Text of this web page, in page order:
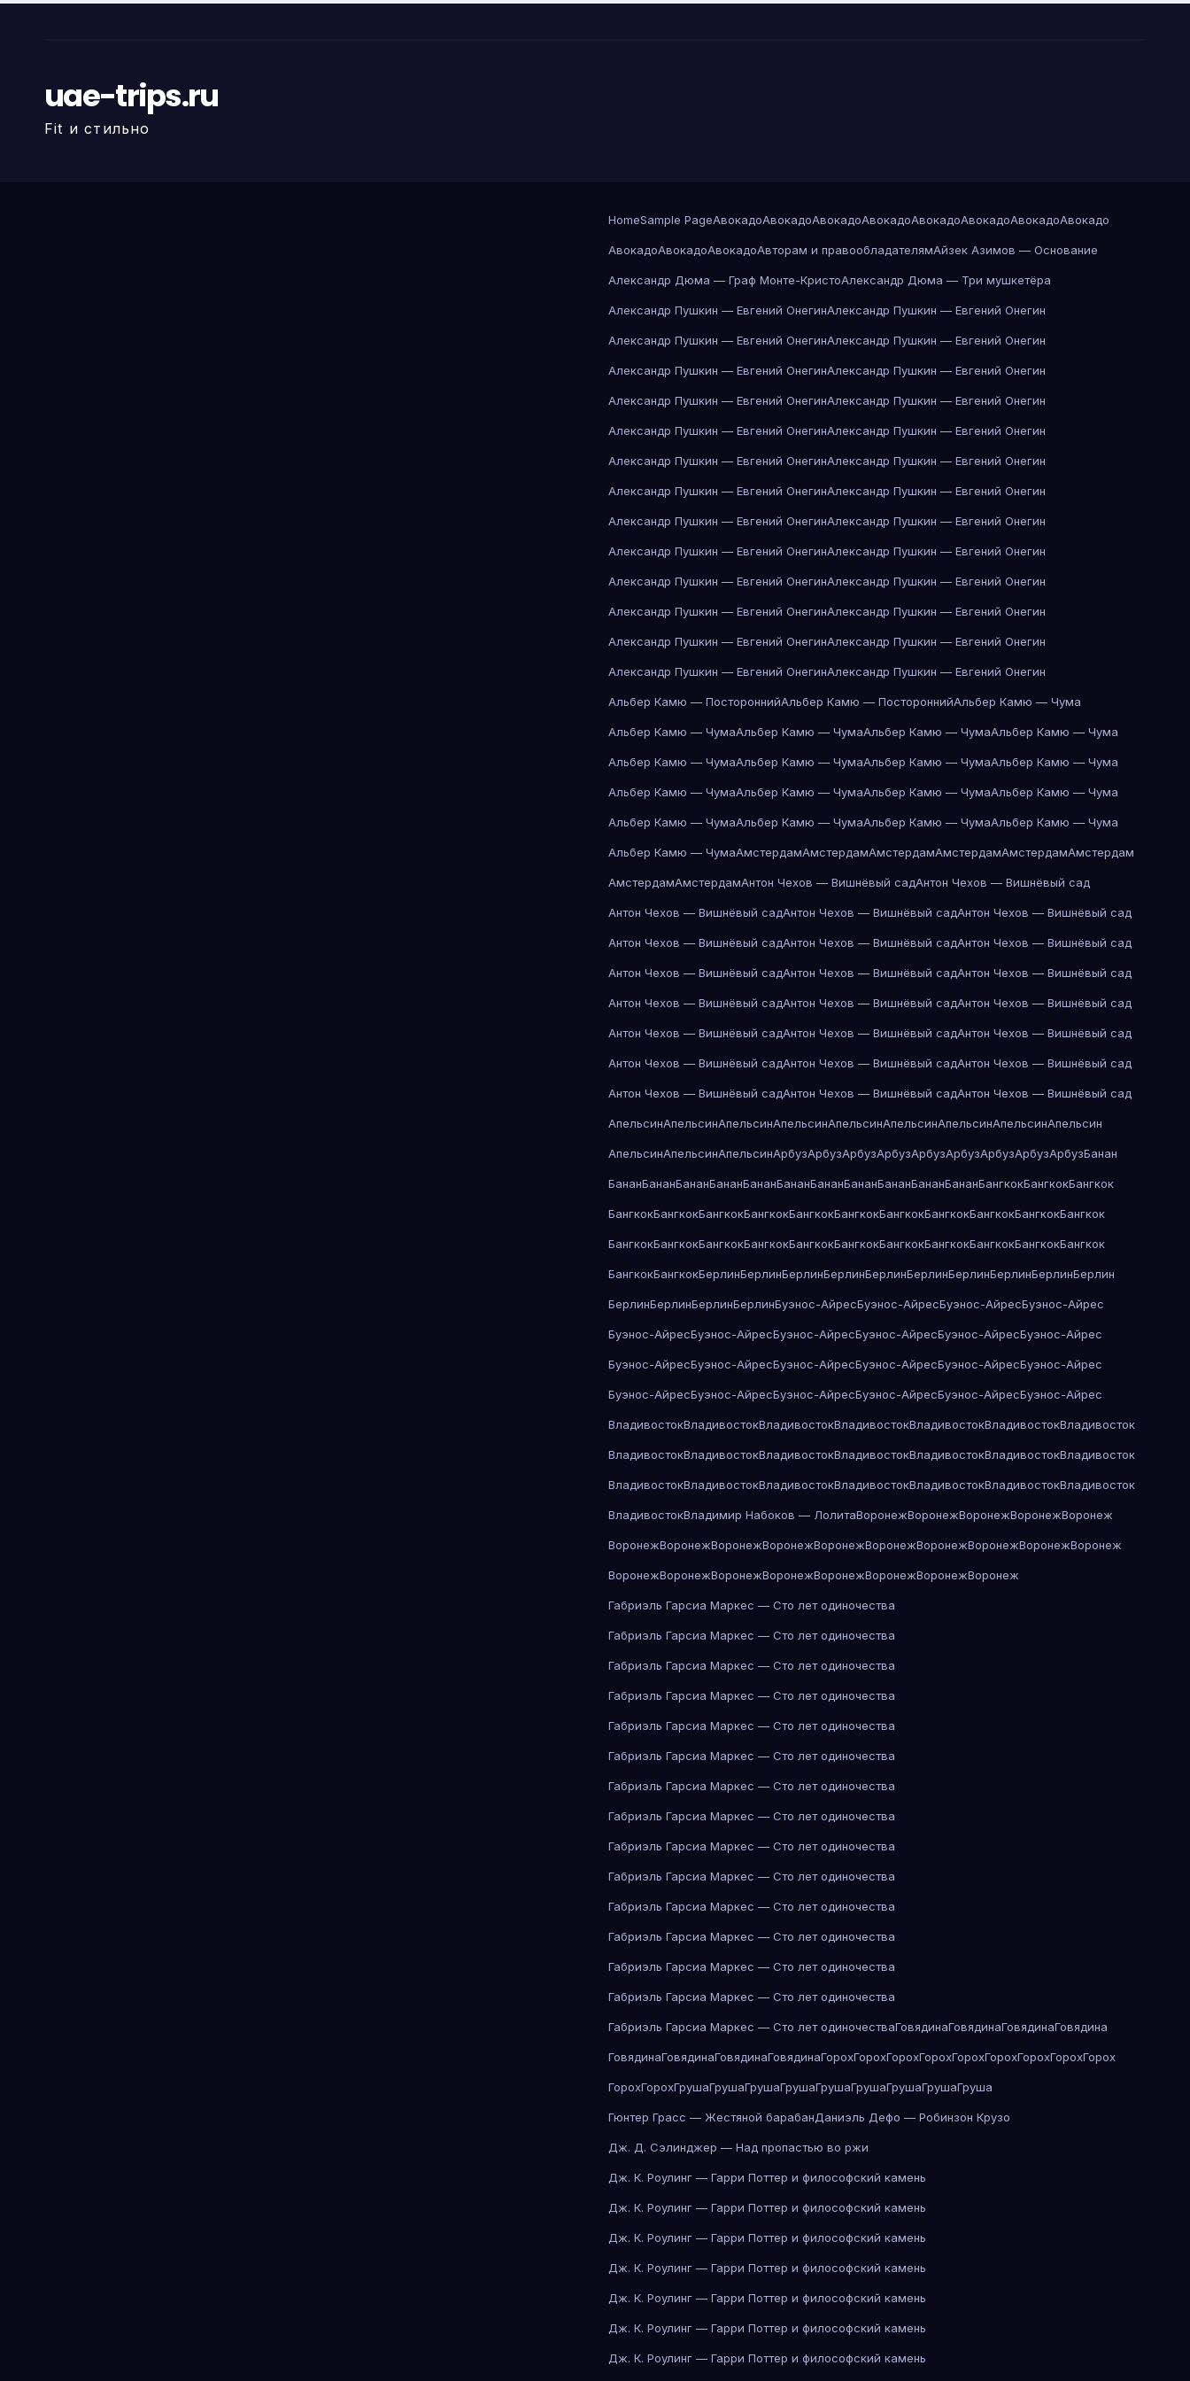
uae-trips.ru
Fit и стильно
HomeSample PageАвокадоАвокадоАвокадоАвокадоАвокадоАвокадоАвокадоАвокадо
АвокадоАвокадоАвокадоАвторам и правообладателямАйзек Азимов — Основание
Александр Дюма — Граф Монте-КристоАлександр Дюма — Три мушкетёра
Александр Пушкин — Евгений ОнегинАлександр Пушкин — Евгений Онегин
Александр Пушкин — Евгений ОнегинАлександр Пушкин — Евгений Онегин
Александр Пушкин — Евгений ОнегинАлександр Пушкин — Евгений Онегин
Александр Пушкин — Евгений ОнегинАлександр Пушкин — Евгений Онегин
Александр Пушкин — Евгений ОнегинАлександр Пушкин — Евгений Онегин
Александр Пушкин — Евгений ОнегинАлександр Пушкин — Евгений Онегин
Александр Пушкин — Евгений ОнегинАлександр Пушкин — Евгений Онегин
Александр Пушкин — Евгений ОнегинАлександр Пушкин — Евгений Онегин
Александр Пушкин — Евгений ОнегинАлександр Пушкин — Евгений Онегин
Александр Пушкин — Евгений ОнегинАлександр Пушкин — Евгений Онегин
Александр Пушкин — Евгений ОнегинАлександр Пушкин — Евгений Онегин
Александр Пушкин — Евгений ОнегинАлександр Пушкин — Евгений Онегин
Александр Пушкин — Евгений ОнегинАлександр Пушкин — Евгений Онегин
Альбер Камю — ПостороннийАльбер Камю — ПостороннийАльбер Камю — Чума
Альбер Камю — ЧумаАльбер Камю — ЧумаАльбер Камю — ЧумаАльбер Камю — Чума
Альбер Камю — ЧумаАльбер Камю — ЧумаАльбер Камю — ЧумаАльбер Камю — Чума
Альбер Камю — ЧумаАльбер Камю — ЧумаАльбер Камю — ЧумаАльбер Камю — Чума
Альбер Камю — ЧумаАльбер Камю — ЧумаАльбер Камю — ЧумаАльбер Камю — Чума
Альбер Камю — ЧумаАмстердамАмстердамАмстердамАмстердамАмстердамАмстердам
АмстердамАмстердамАнтон Чехов — Вишнёвый садАнтон Чехов — Вишнёвый сад
Антон Чехов — Вишнёвый садАнтон Чехов — Вишнёвый садАнтон Чехов — Вишнёвый сад
Антон Чехов — Вишнёвый садАнтон Чехов — Вишнёвый садАнтон Чехов — Вишнёвый сад
Антон Чехов — Вишнёвый садАнтон Чехов — Вишнёвый садАнтон Чехов — Вишнёвый сад
Антон Чехов — Вишнёвый садАнтон Чехов — Вишнёвый садАнтон Чехов — Вишнёвый сад
Антон Чехов — Вишнёвый садАнтон Чехов — Вишнёвый садАнтон Чехов — Вишнёвый сад
Антон Чехов — Вишнёвый садАнтон Чехов — Вишнёвый садАнтон Чехов — Вишнёвый сад
Антон Чехов — Вишнёвый садАнтон Чехов — Вишнёвый садАнтон Чехов — Вишнёвый сад
АпельсинАпельсинАпельсинАпельсинАпельсинАпельсинАпельсинАпельсинАпельсин
АпельсинАпельсинАпельсинАрбузАрбузАрбузАрбузАрбузАрбузАрбузАрбузАрбузБанан
БананБананБананБананБананБананБананБананБананБананБананБангкокБангкокБангкок
БангкокБангкокБангкокБангкокБангкокБангкокБангкокБангкокБангкокБангкокБангкок
БангкокБангкокБангкокБангкокБангкокБангкокБангкокБангкокБангкокБангкокБангкок
БангкокБангкокБерлинБерлинБерлинБерлинБерлинБерлинБерлинБерлинБерлинБерлин
БерлинБерлинБерлинБерлинБуэнос-АйресБуэнос-АйресБуэнос-АйресБуэнос-Айрес
Буэнос-АйресБуэнос-АйресБуэнос-АйресБуэнос-АйресБуэнос-АйресБуэнос-Айрес
Буэнос-АйресБуэнос-АйресБуэнос-АйресБуэнос-АйресБуэнос-АйресБуэнос-Айрес
Буэнос-АйресБуэнос-АйресБуэнос-АйресБуэнос-АйресБуэнос-АйресБуэнос-Айрес
ВладивостокВладивостокВладивостокВладивостокВладивостокВладивостокВладивосток
ВладивостокВладивостокВладивостокВладивостокВладивостокВладивостокВладивосток
ВладивостокВладивостокВладивостокВладивостокВладивостокВладивостокВладивосток
ВладивостокВладимир Набоков — ЛолитаВоронежВоронежВоронежВоронежВоронеж
ВоронежВоронежВоронежВоронежВоронежВоронежВоронежВоронежВоронежВоронеж
ВоронежВоронежВоронежВоронежВоронежВоронежВоронежВоронеж
Габриэль Гарсиа Маркес — Сто лет одиночества
Габриэль Гарсиа Маркес — Сто лет одиночества
Габриэль Гарсиа Маркес — Сто лет одиночества
Габриэль Гарсиа Маркес — Сто лет одиночества
Габриэль Гарсиа Маркес — Сто лет одиночества
Габриэль Гарсиа Маркес — Сто лет одиночества
Габриэль Гарсиа Маркес — Сто лет одиночества
Габриэль Гарсиа Маркес — Сто лет одиночества
Габриэль Гарсиа Маркес — Сто лет одиночества
Габриэль Гарсиа Маркес — Сто лет одиночества
Габриэль Гарсиа Маркес — Сто лет одиночества
Габриэль Гарсиа Маркес — Сто лет одиночества
Габриэль Гарсиа Маркес — Сто лет одиночества
Габриэль Гарсиа Маркес — Сто лет одиночества
Габриэль Гарсиа Маркес — Сто лет одиночестваГовядинаГовядинаГовядинаГовядина
ГовядинаГовядинаГовядинаГовядинаГорохГорохГорохГорохГорохГорохГорохГорохГорох
ГорохГорохГрушаГрушаГрушаГрушаГрушаГрушаГрушаГрушаГруша
Гюнтер Грасс — Жестяной барабанДаниэль Дефо — Робинзон Крузо
Дж. Д. Сэлинджер — Над пропастью во ржи
Дж. К. Роулинг — Гарри Поттер и философский камень
Дж. К. Роулинг — Гарри Поттер и философский камень
Дж. К. Роулинг — Гарри Поттер и философский камень
Дж. К. Роулинг — Гарри Поттер и философский камень
Дж. К. Роулинг — Гарри Поттер и философский камень
Дж. К. Роулинг — Гарри Поттер и философский камень
Дж. К. Роулинг — Гарри Поттер и философский камень